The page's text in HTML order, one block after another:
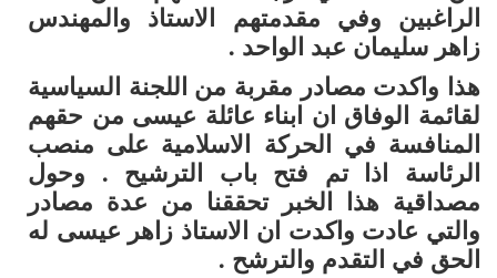
الراغبين وفي مقدمتهم الاستاذ والمهندس
زاهر سليمان عبد الواحد .
هذا واكدت مصادر مقربة من اللجنة السياسية
لقائمة الوفاق ان ابناء عائلة عيسى من حقهم
المنافسة في الحركة الاسلامية على منصب
الرئاسة اذا تم فتح باب الترشيح . وحول
مصداقية هذا الخبر تحققنا من عدة مصادر
والتي عادت واكدت ان الاستاذ زاهر عيسى له
الحق في التقدم والترشح .